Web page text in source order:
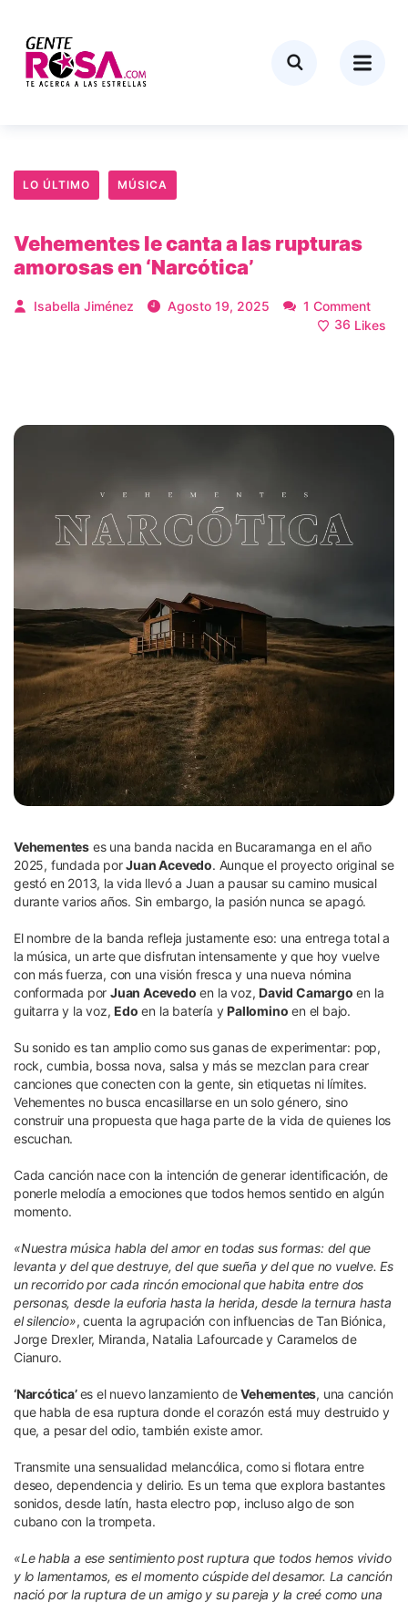
LO ÚLTIMO MÚSICA
Vehementes le canta a las rupturas
amorosas en ‘Narcótica’
Isabella Jiménez Agosto 19, 2025
1 Comment
36 Likes
Vehementes es una banda nacida en Bucaramanga en el año
2025, fundada porJuan Acevedo. Aunque el proyecto original se
gestó en 2013, la vida llevó a Juan a pausar su camino musical
durante varios años. Sin embargo, la pasión nunca se apagó.
El nombre de la banda refleja justamente eso: una entrega total a
la música, un arte que disfrutan intensamente y que hoy vuelve
con más fuerza, con una visión fresca y una nueva nómina
conformada porJuan Acevedo en la voz,David Camargo en la
guitarra y la voz,Edo en la batería yPallomino en el bajo.
Su sonido es tan amplio como sus ganas de experimentar: pop,
rock, cumbia, bossa nova, salsa y más se mezclan para crear
canciones que conecten con la gente, sin etiquetas ni límites.
Vehementes no busca encasillarse en un solo género, sino
construir una propuesta que haga parte de la vida de quienes los
escuchan.
Cada canción nace con la intención de generar identificación, de
ponerle melodía a emociones que todos hemos sentido en algún
momento.
«Nuestra música habla del amor en todas sus formas: del que
levanta y del que destruye, del que sueña y del que no vuelve. Es
un recorrido por cada rincón emocional que habita entre dos
personas, desde la euforia hasta la herida, desde la ternura hasta
el silencio», cuenta la agrupación con influencias de Tan Biónica,
Jorge Drexler, Miranda, Natalia Lafourcade y Caramelos de
Cianuro.
‘Narcótica’es el nuevo lanzamiento deVehementes, una canción
que habla de esa ruptura donde el corazón está muy destruido y
que, a pesar del odio, también existe amor.
Transmite una sensualidad melancólica, como si flotara entre
deseo, dependencia y delirio. Es un tema que explora bastantes
sonidos, desde latín, hasta electro pop, incluso algo de son
cubano con la trompeta.
«Le habla a ese sentimiento post ruptura que todos hemos vivido
y lo lamentamos, es el momento cúspide del desamor. La canción
nació por la ruptura de un amigo y su pareja y la creé como una